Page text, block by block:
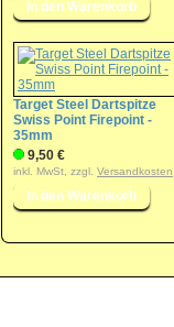
Target Steel Dartspitze
Swiss Point Firepoint -
35mm
9,50 €
inkl. MwSt, zzgl. Versandkosten